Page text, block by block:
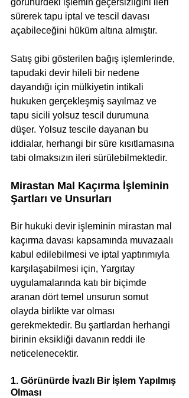
görünürdeki işlemin geçersizliğini ileri
sürerek tapu iptal ve tescil davası
açabileceğini hüküm altına almıştır.
Satış gibi gösterilen bağış işlemlerinde,
tapudaki devir hileli bir nedene
dayandığı için mülkiyetin intikali
hukuken gerçekleşmiş sayılmaz ve
tapu sicili yolsuz tescil durumuna
düşer. Yolsuz tescile dayanan bu
iddialar, herhangi bir süre kısıtlamasına
tabi olmaksızın ileri sürülebilmektedir.
Mirastan Mal Kaçırma İşleminin
Şartları ve Unsurları
Bir hukuki devir işleminin mirastan mal
kaçırma davası kapsamında muvazaalı
kabul edilebilmesi ve iptal yaptırımıyla
karşılaşabilmesi için, Yargıtay
uygulamalarında katı bir biçimde
aranan dört temel unsurun somut
olayda birlikte var olması
gerekmektedir. Bu şartlardan herhangi
birinin eksikliği davanın reddi ile
neticelenecektir.
1. Görünürde İvazlı Bir İşlem Yapılmış
Olması